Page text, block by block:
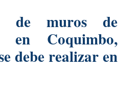
de muros de
en Coquimbo,
debe realizar en